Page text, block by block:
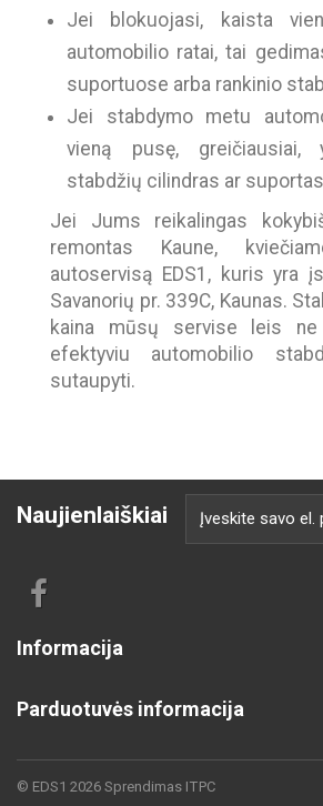
Jei blokuojasi, kaista
automobilio ratai, tai
suportuose arba rankinio
Jei stabdymo metu
vieną pusę, greičiausiai,
stabdžių cilindras ar
Jei Jums reikalingas
remontas Kaune,
autoservisą EDS1, kuris yra
Savanorių pr. 339C, Kaunas.
kaina mūsų servise leis
efektyviu automobilio
sutaupyti.
Naujienlaiškiai
Informacija
© EDS1 2026 Sprendimas ITPC
Parduotuvės informacija